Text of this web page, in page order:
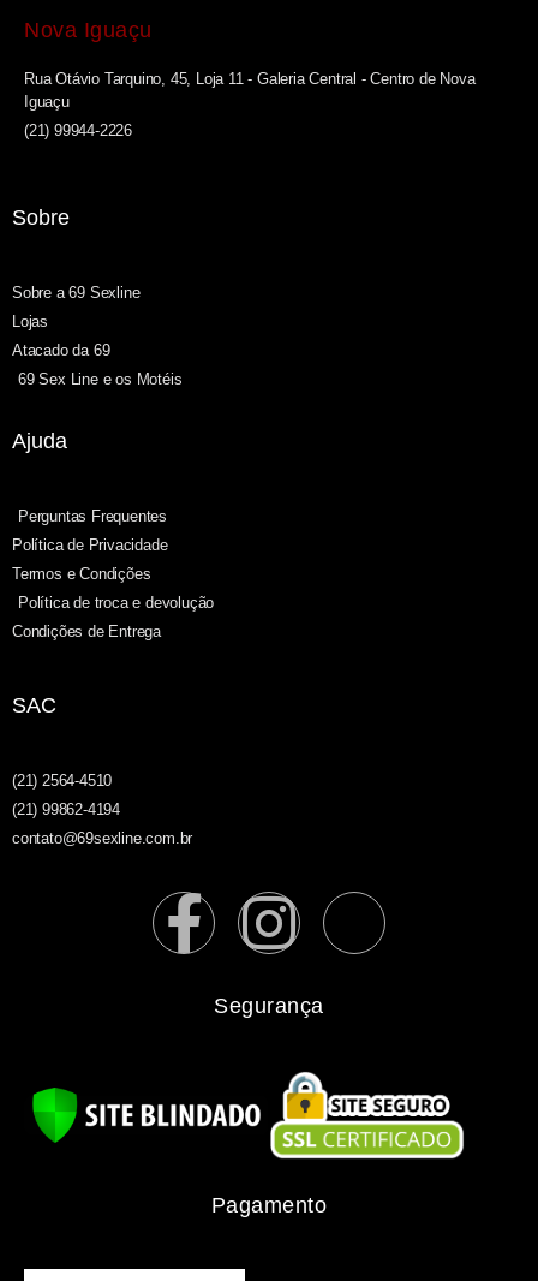
Nova Iguaçu
Rua Otávio Tarquino, 45, Loja 11 - Galeria Central - Centro de Nova
Iguaçu
(21) 99944-2226
Sobre
Sobre a 69 Sexline
Lojas
Atacado da 69
69 Sex Line e os Motéis
Ajuda
Perguntas Frequentes
Política de Privacidade
Termos e Condições
Política de troca e devolução
Condições de Entrega
SAC
(21) 2564-4510
(21) 99862-4194
contato@69sexline.com.br
Segurança
Pagamento